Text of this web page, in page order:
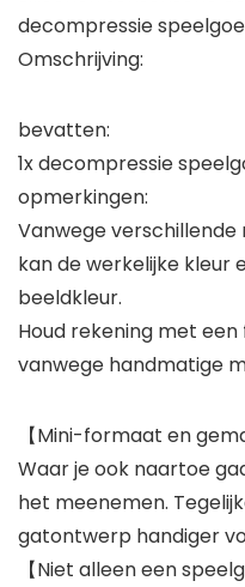
decompressie
Omschrijving:
bevatten:
1x decompressie
opmerkingen:
Vanwege
kan de werkelijke kleur
beeldkleur.
Houd rekening met
vanwege handmatige
【Mini-formaat en
Waar je ook naartoe
het meenemen.
gatontwerp handiger
【Niet alleen een